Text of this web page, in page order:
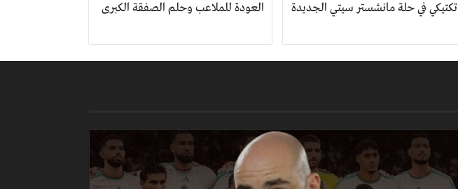
تكتيكي في حلة مانشستر سيتي الجديدة
العودة للملاعب وحلم الصفقة الكبرى